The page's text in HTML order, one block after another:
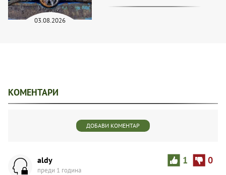
03.08.2026
КОМЕНТАРИ
ДОБАВИ КОМЕНТАР
1 0
aldy
преди 1 година